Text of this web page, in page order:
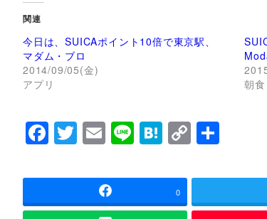
し
て
T
i
t
t
e
r
で
新
し
い
ド
で
開
で
共
有
す
ッ
ク
し
さ
(
新
関連
今日は、SUICAポイント10倍で東京駅、
マダム・ブロ
2014/09/05(金)
アプリ
朝食
F
c
e
T
tt
er
E
ai
l
Li
e
H
e
n
C
p
y
0